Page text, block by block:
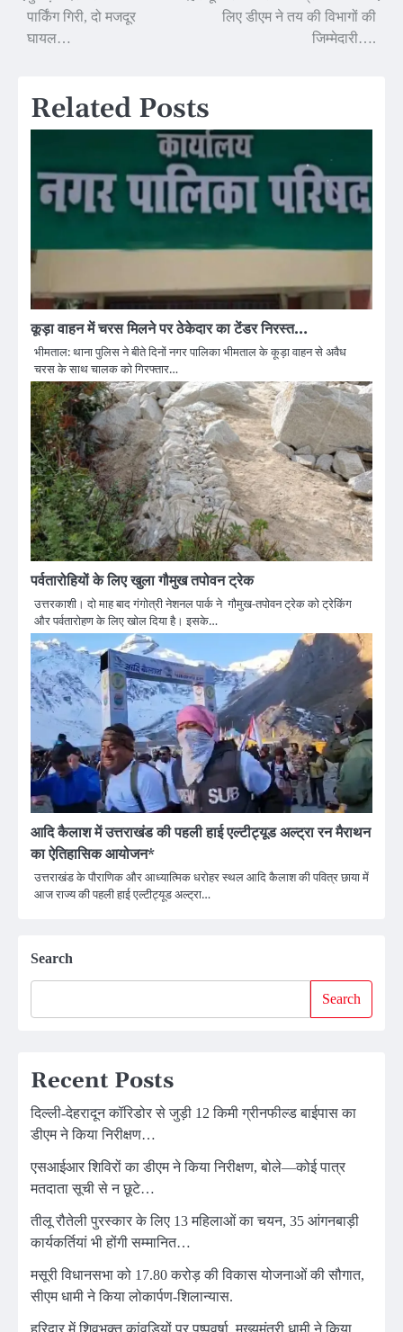
navigation
पार्किंग गिरी, दो मजदूर
घायल…
लिए डीएम ने तय की विभागों की
जिम्मेदारी….
Related Posts
कूड़ा वाहन में चरस मिलने पर ठेकेदार का टेंडर निरस्त…
भीमताल: थाना पुलिस ने बीते दिनों नगर पालिका भीमताल के कूड़ा वाहन से अवैध
चरस के साथ चालक को गिरफ्तार…
पर्वतारोहियों के लिए खुला गौमुख तपोवन ट्रेक
उत्तरकाशी। दो माह बाद गंगोत्री नेशनल पार्क ने गौमुख-तपोवन ट्रेक को ट्रेकिंग
और पर्वतारोहण के लिए खोल दिया है। इसके…
आदि कैलाश में उत्तराखंड की पहली हाई एल्टीट्यूड अल्ट्रा रन मैराथन
का ऐतिहासिक आयोजन*
उत्तराखंड के पौराणिक और आध्यात्मिक धरोहर स्थल आदि कैलाश की पवित्र छाया में
आज राज्य की पहली हाई एल्टीट्यूड अल्ट्रा…
Search
Search
Recent Posts
दिल्ली-देहरादून कॉरिडोर से जुड़ी 12 किमी ग्रीनफील्ड बाईपास का
डीएम ने किया निरीक्षण…
एसआईआर शिविरों का डीएम ने किया निरीक्षण, बोले—कोई पात्र
मतदाता सूची से न छूटे…
तीलू रौतेली पुरस्कार के लिए 13 महिलाओं का चयन, 35 आंगनबाड़ी
कार्यकर्तियां भी होंगी सम्मानित…
मसूरी विधानसभा को 17.80 करोड़ की विकास योजनाओं की सौगात,
सीएम धामी ने किया लोकार्पण-शिलान्यास.
हरिद्वार में शिवभक्त कांवड़ियों पर पुष्पवर्षा, मुख्यमंत्री धामी ने किया